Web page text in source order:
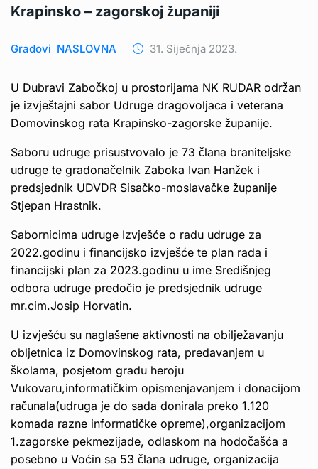
Krapinsko – zagorskoj županiji
Gradovi NASLOVNA 31. Siječnja 2023.
U Dubravi Zabočkoj u prostorijama NK RUDAR održan
je izvještajni sabor Udruge dragovoljaca i veterana
Domovinskog rata Krapinsko-zagorske županije.
Saboru udruge prisustvovalo je 73 člana braniteljske
udruge te gradonačelnik Zaboka Ivan Hanžek i
predsjednik UDVDR Sisačko-moslavačke županije
Stjepan Hrastnik.
Sabornicima udruge Izvješće o radu udruge za
2022.godinu i financijsko izvješće te plan rada i
financijski plan za 2023.godinu u ime Središnjeg
odbora udruge predočio je predsjednik udruge
mr.cim.Josip Horvatin.
U izvješću su naglašene aktivnosti na obilježavanju
obljetnica iz Domovinskog rata, predavanjem u
školama, posjetom gradu heroju
Vukovaru,informatičkim opismenjavanjem i donacijom
računala(udruga je do sada donirala preko 1.120
komada razne informatičke opreme),organizacijom
1.zagorske pekmezijade, odlaskom na hodočašća a
posebno u Voćin sa 53 člana udruge, organizacija